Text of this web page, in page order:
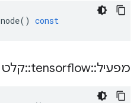
node() const
מפעיל::
tensorflow
::קלט